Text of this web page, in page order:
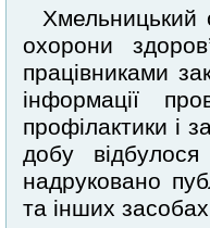
Хмельницький
охорони
працівниками
інформації
профілактики і
добу
надруковано
та інших